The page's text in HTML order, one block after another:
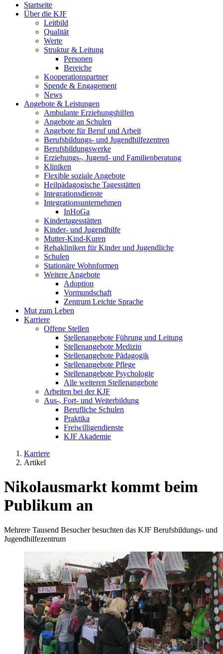
Startseite
Über die KJF
Leitbild
Qualität
Werte
Struktur & Leitung
Personen
Bereiche
Kooperationspartner
Spende & Engagement
News
Angebote & Leistungen
Ambulante Erziehungshilfen
Angebote an Schulen
Angebote für Beruf und Arbeit
Berufsbildungs- und Jugendhilfezentren
Berufsbildungswerke
Erziehungs-, Jugend- und Familienberatung
Kliniken
Flexible soziale Angebote
Heilpädagogische Tagesstätten
Integrationsdienste
Integrationsunternehmen
InHoGa
Kindertagesstätten
Kinder- und Jugendhilfe
Mutter-Kind-Kuren
Rehakliniken für Kinder und Jugendliche
Schulen
Stationäre Wohnformen
Weitere Angebote
Adoption
Vormundschaft
Zentrum Leichte Sprache
Mut zum Leben
Karriere
Offene Stellen
Stellenangebote Führung und Leitung
Stellenangebote Medizin
Stellenangebote Pädagogik
Stellenangebote Pflege
Stellenangebote Psychologie
Alle weiteren Stellenangebote
Arbeiten bei der KJF
Aus-, Fort- und Weiterbildung
Berufliche Schulen
Praktika
Freiwilligendienste
KJF Akademie
Karriere
Artikel
Nikolausmarkt kommt beim
Publikum an
Mehrere Tausend Besucher besuchten das KJF Berufsbildungs- und
Jugendhilfezentrum